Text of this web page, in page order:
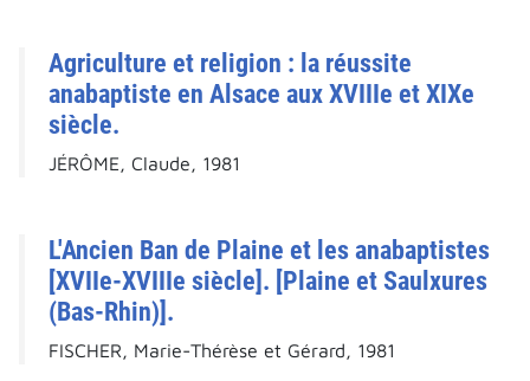
Agriculture et religion : la réussite
anabaptiste en Alsace aux XVIIIe et XIXe
siècle.
JÉRÔME, Claude, 1981
L'Ancien Ban de Plaine et les anabaptistes
[XVIIe-XVIIIe siècle]. [Plaine et Saulxures
(Bas-Rhin)].
FISCHER, Marie-Thérèse et Gérard, 1981